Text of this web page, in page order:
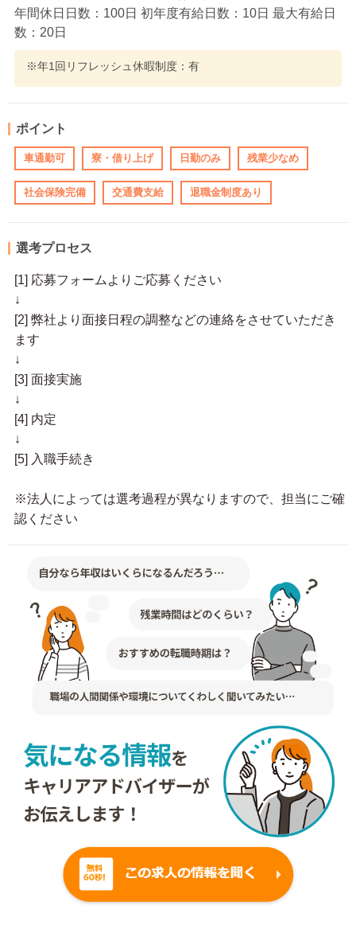
年間休日日数：100日 初年度有給日数：10日 最大有給日
数：20日
※年1回リフレッシュ休暇制度：有
ポイント
車通勤可 寮・借り上げ 日勤のみ 残業少なめ
社会保険完備 交通費支給 退職金制度あり
選考プロセス
[1] 応募フォームよりご応募ください
↓
[2] 弊社より面接日程の調整などの連絡をさせていただき
ます
↓
[3] 面接実施
↓
[4] 内定
↓
[5] 入職手続き
※法人によっては選考過程が異なりますので、担当にご確
認ください